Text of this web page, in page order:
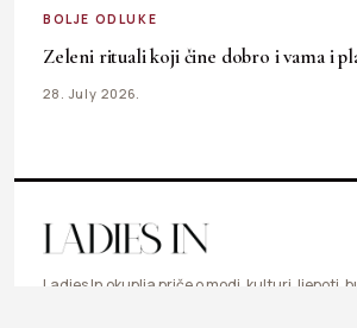
BOLJE ODLUKE
Zeleni rituali koji čine dobro i vama i
28. July 2026.
Ladies In okuplja priče o modi, kulturi, ljepoti,